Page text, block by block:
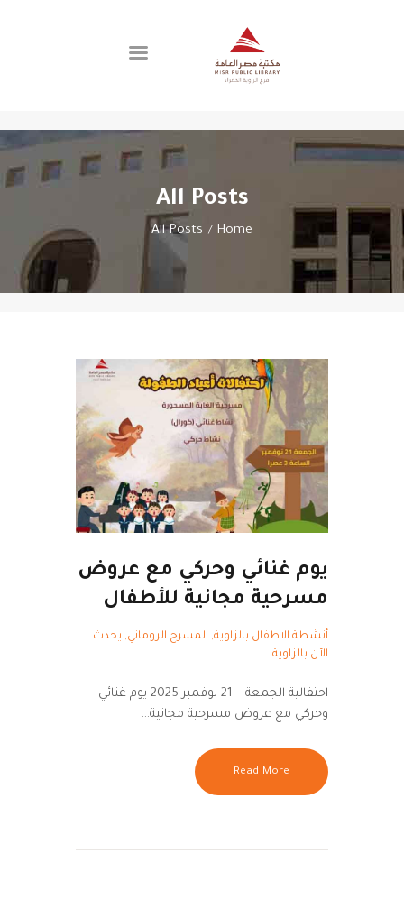
All Posts
Home
All Posts
اتصل بنا
الفروع
عن المكتبة
العضوية
يوم غنائي وحركي مع عروض
مسرحية مجانية للأطفال
أنشطة الاطفال بالزاوية, المسرح الروماني, يحدث
الآن بالزاوية
احتفالية الجمعة – 21 نوفمبر 2025 يوم غنائي
وحركي مع عروض مسرحية مجانية…
Read More